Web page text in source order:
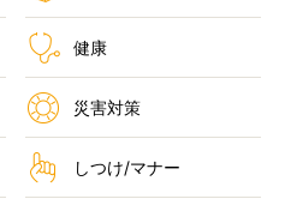
健康
災害対策
しつけ/マナー